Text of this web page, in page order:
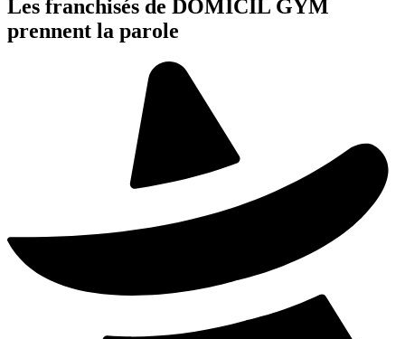
Les franchisés de DOMICIL GYM
prennent la parole